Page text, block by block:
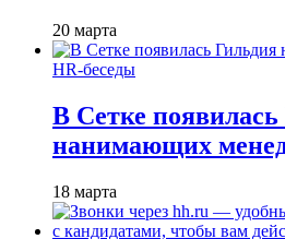
20 марта
HR-беседы
В Сетке
нанимающих
18 марта